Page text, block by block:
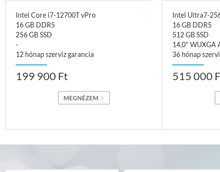
Intel Core i7-12700T vPro
16 GB DDR5
256 GB SSD
-
12 hónap szerviz garancia
199 900 Ft
Intel Ultra7-
16 GB DDR5
512 GB SSD
14,0" WUXGA
36 hónap
515 000